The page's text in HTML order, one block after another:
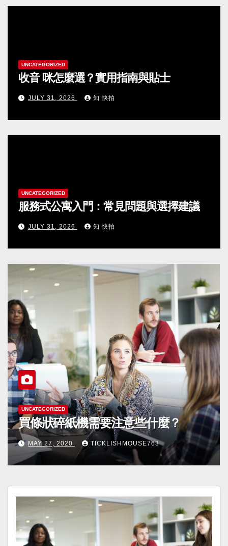
UNCATEGORIZED
收音 咪怎麼選？實用指南與貼士
JULY 31, 2026 知 快拍
UNCATEGORIZED
服務式公寓入門：常見問題與選擇建議
JULY 31, 2026 知 快拍
UNCATEGORIZED
買條狀碎紙機需要注意些什麼？
MAY 27, 2020 TICKLISHMOUSE763